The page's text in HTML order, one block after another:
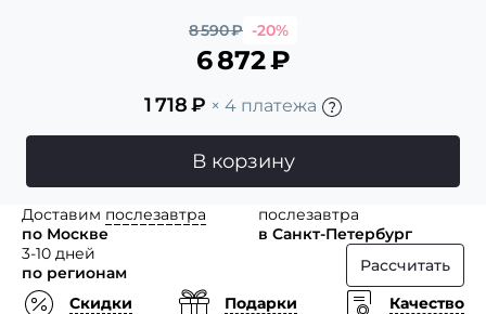
8 590₽ -20%
6 872₽
1 718₽ × 4 платежа
В корзину
Доставим послезавтра
по Москве
послезавтра
в Санкт-Петербург
3-10 дней
по регионам
Рассчитать
Скидки
Подарки
Качество